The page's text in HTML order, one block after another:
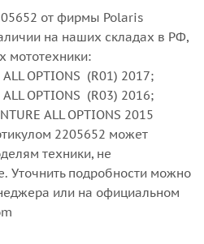
от фирмы Polaris
на наших складах в РФ,
мототехники:
ALL OPTIONS (R01) 2017;
ALL OPTIONS (R03) 2016;
ALL OPTIONS 2015
2205652 может
техники, не
Уточнить подробности можно
или на официальном